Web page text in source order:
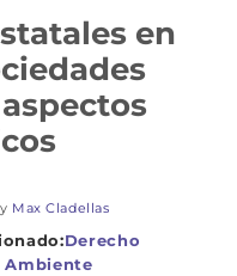
Derecho
Ambiente
en
Max Cladellas